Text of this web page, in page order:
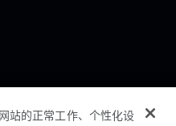
站的正常工作、个性化设